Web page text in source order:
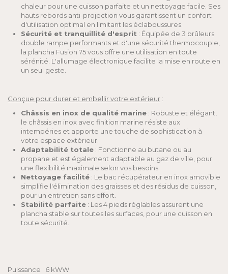
chaleur pour une cuisson parfaite et un nettoyage facile. Ses
hauts rebords anti-projection vous garantissent un confort
d'utilisation optimal en limitant les éclaboussures.
Sécurité et tranquillité d'esprit : Équipée de 3 brûleurs
double rampe performants et d'une sécurité thermocouple,
la plancha Fusion 75 vous offre une utilisation en toute
sérénité. L'allumage électronique facilite la mise en route en
un seul geste.
Conçue pour durer et embellir votre extérieur :
Châssis en inox de qualité marine : Robuste et élégant,
le châssis en inox avec finition marine résiste aux
intempéries et apporte une touche de sophistication à
votre espace extérieur.
Adaptabilité totale : Fonctionne au butane ou au
propane et est également adaptable au gaz de ville, pour
une flexibilité maximale selon vos besoins.
Nettoyage facilité : Le bac récupérateur en inox amovible
simplifie l'élimination des graisses et des résidus de cuisson,
pour un entretien sans effort.
Stabilité parfaite : Les 4 pieds réglables assurent une
plancha stable sur toutes les surfaces, pour une cuisson en
toute sécurité.
Puissance : 6 kWW